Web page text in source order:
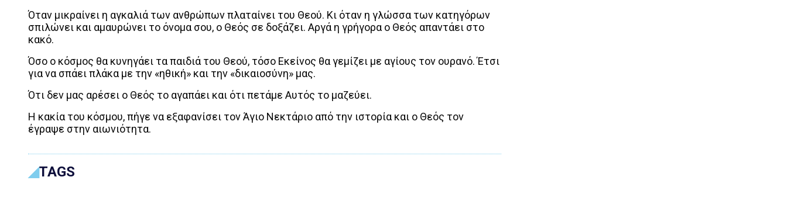
Όταν μικραίνει η αγκαλιά των ανθρώπων πλαταίνει του Θεού. Κι όταν η γλώσσα των κατηγόρων
σπιλώνει και αμαυρώνει το όνομα σου, ο Θεός σε δοξάζει. Αργά η γρήγορα ο Θεός απαντάει στο
κακό.
Όσο ο κόσμος θα κυνηγάει τα παιδιά του Θεού, τόσο Εκείνος θα γεμίζει με αγίους τον ουρανό. Έτσι
για να σπάει πλάκα με την «ηθική» και την «δικαιοσύνη» μας.
Ότι δεν μας αρέσει ο Θεός το αγαπάει και ότι πετάμε Αυτός το μαζεύει.
Η κακία του κόσμου, πήγε να εξαφανίσει τον Άγιο Νεκτάριο από την ιστορία και ο Θεός τον
έγραψε στην αιωνιότητα.
TAGS